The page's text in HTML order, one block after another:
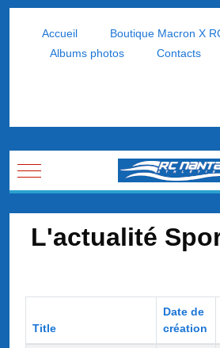
Accueil
Boutique Macron X
Albums photos
Contacts
Mobile Menu Toggle
L'actualité
Title
Date de
création